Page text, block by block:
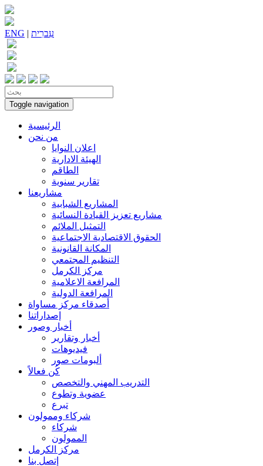
ENG | עִברִית
Toggle navigation
الرئيسية
من نحن
اعلان النوايا
الهيئة الادارية
الطاقم
تقارير سنوية
مشاريعنا
المشاريع الشبابية
مشاريع تعزيز القيادة النسائية
التمثيل الملائم
الحقوق الاقتصادية الاجتماعية
المكانة القانونية
التنظيم المجتمعي
مركز الكرمل
المرافعة الاعلامية
المرافعة الدولية
أصدقاء مركز مساواة
إصداراتنا
أخبار وصور
أخبار وتقارير
فيديوهات
ألبومات صور
كُن فعالاً
التدريب المهني والتخصص
عضوية وتطوع
تبرع
شركاء وممولون
شركاء
الممولون
مركز الكرمل
إتصل بنا